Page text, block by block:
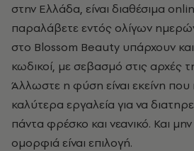
στην Ελλάδα, είναι διαθέσιμα
παραλάβετε εντός ολίγων
στο Blossom Beauty υπάρχουν
κωδικοί, με σεβασμό στις αρχές
Άλλωστε η φύση είναι εκείνη
καλύτερα εργαλεία για να
πάντα φρέσκο και νεανικό. Και
ομορφιά είναι επιλογή.